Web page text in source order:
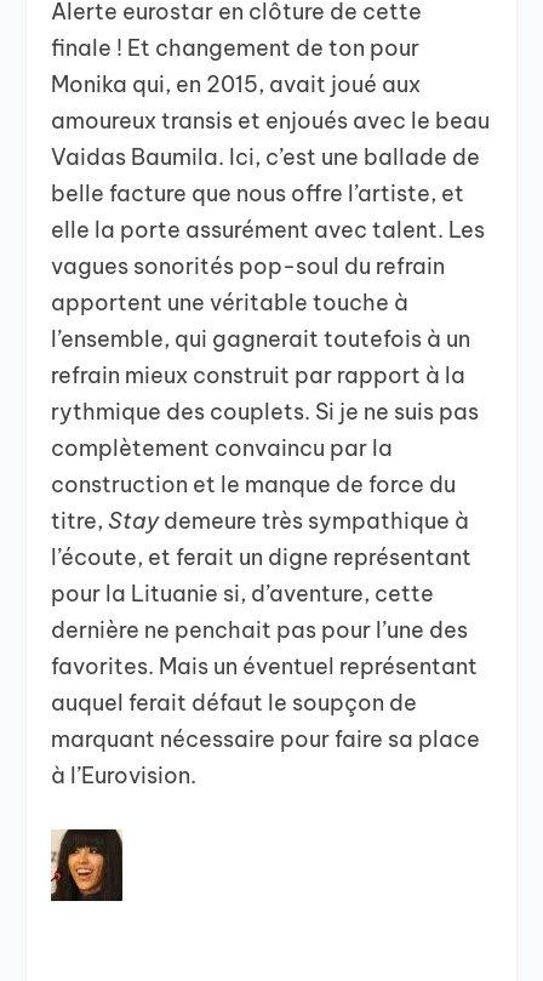
Alerte eurostar en clôture de cette
finale ! Et changement de ton pour
Monika qui, en 2015, avait joué aux
amoureux transis et enjoués avec le beau
Vaidas Baumila. Ici, c’est une ballade de
belle facture que nous offre l’artiste, et
elle la porte assurément avec talent. Les
vagues sonorités pop-soul du refrain
apportent une véritable touche à
l’ensemble, qui gagnerait toutefois à un
refrain mieux construit par rapport à la
rythmique des couplets. Si je ne suis pas
complètement convaincu par la
construction et le manque de force du
titre,Staydemeure très sympathique à
l’écoute, et ferait un digne représentant
pour la Lituanie si, d’aventure, cette
dernière ne penchait pas pour l’une des
favorites. Mais un éventuel représentant
auquel ferait défaut le soupçon de
marquant nécessaire pour faire sa place
à l’Eurovision.